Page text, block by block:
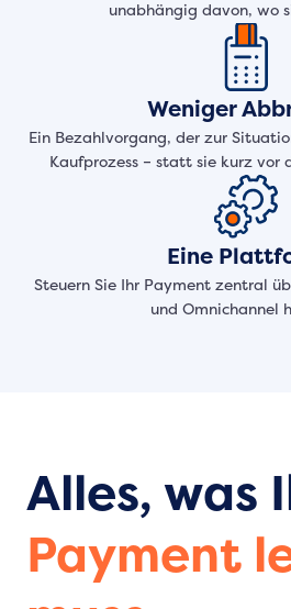
unabhängig davon, wo
Weniger
Ein Bezahlvorgang, der zur
Kaufprozess – statt sie kurz vor
Eine
Steuern Sie Ihr Payment zentral
und Omnichannel
Alles, was
Payment